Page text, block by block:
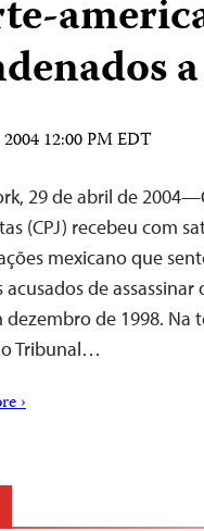
12:00 PM EDT
29 de abril de
(CPJ) recebeu com
mexicano que
acusados de
dezembro de 1998. Na
Tribunal…
›